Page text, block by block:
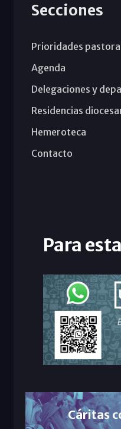
Secciones
Prioridades
Agenda
Delegaciones y
Residencias
Hemeroteca
Contacto
Para
Cáritas